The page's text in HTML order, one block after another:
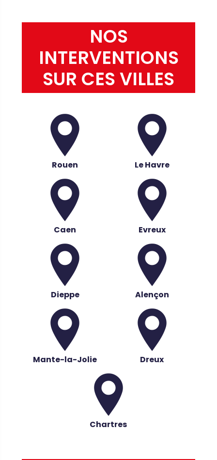
NOS
INTERVENTIONS
SUR CES VILLES
Rouen Le Havre
Caen Evreux
Dieppe Alençon
Mante-la-Jolie Dreux
Chartres